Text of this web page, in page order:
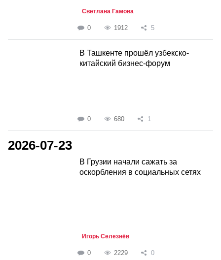
Светлана Гамова
0 1912 5
В Ташкенте прошёл узбекско-
китайский бизнес-форум
0 680 1
2026-07-23
В Грузии начали сажать за
оскорбления в социальных сетях
Игорь Селезнёв
0 2229 0